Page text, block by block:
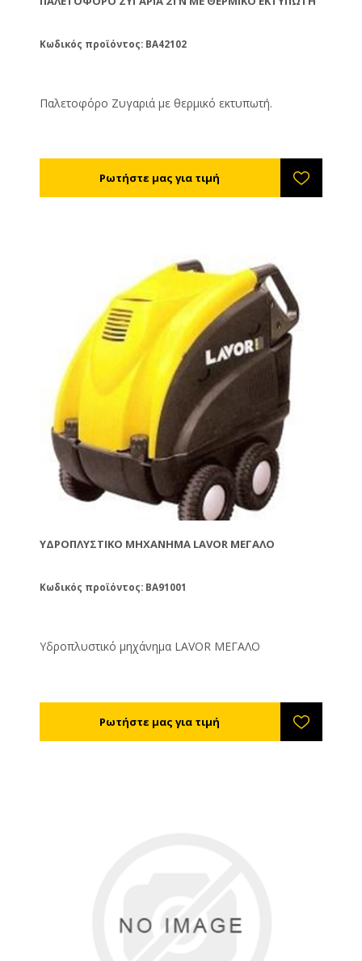
Κωδικός προϊόντος: BA42102
Παλετοφόρο Ζυγαριά με θερμικό εκτυπωτή.
ΥΔΡΟΠΛΥΣΤΙΚΌ ΜΗΧΆΝΗΜΑ LAVOR ΜΕΓΑΛΟ
Κωδικός προϊόντος: BA91001
Υδροπλυστικό μηχάνημα LAVOR ΜΕΓΑΛΟ